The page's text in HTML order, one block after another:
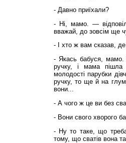
- Давно приїхали?
- Ні, мамо. —
вважай, до зовсім ще
- І хто ж вам сказав,
- Якась бабуся, мамо.
ручку, і мама
молодості парубки
ручку, то ще й на
вони...
- А чого ж це ви без
- Вони свого хворого
- Ну то таке, що
тому, що сватів вона